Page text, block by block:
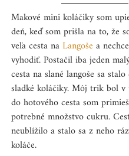
Makové mini koláčiky som
deň, keď som prišla na to, že
veľa cesta na Langoše a
vyhodiť. Postačil iba jeden
cesta na slané langoše sa
sladké koláčiky. Môj trik bol
do hotového cesta som
potrebné množstvo cukru.
neublížilo a stalo sa z neho
koláče.